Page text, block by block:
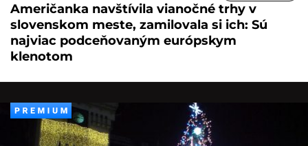
Američanka navštívila vianočné trhy v
slovenskom meste, zamilovala si ich: Sú
najviac podceňovaným európskym
klenotom